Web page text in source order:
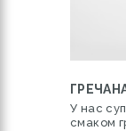
У нас
смаком